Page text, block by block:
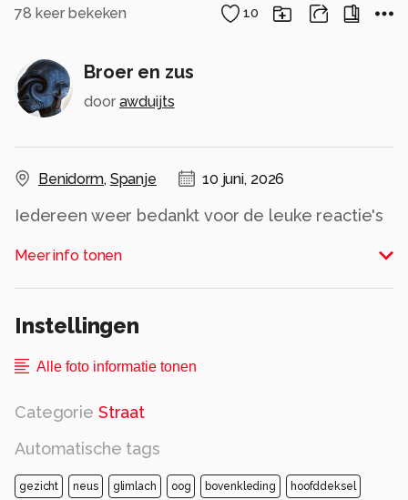
78 keer bekeken 10
Broer en zus
door awduijts
Benidorm, Spanje 10 juni, 2026
Iedereen weer bedankt voor de leuke reactie's
Meer info tonen
Instellingen
Alle foto informatie tonen
Categorie Straat
Automatische tags
gezicht neus glimlach oog bovenkleding hoofddeksel